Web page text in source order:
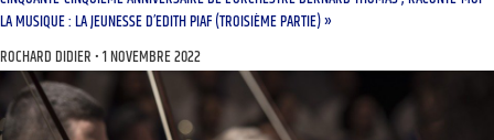
LA MUSIQUE : LA JEUNESSE D’EDITH PIAF (TROISIÈME PARTIE) »
ROCHARD DIDIER 1 NOVEMBRE 2022